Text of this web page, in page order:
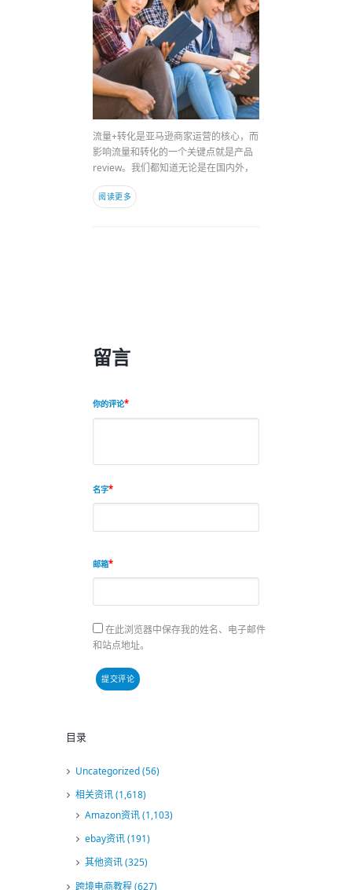
流量+转化是亚马逊商家运营的核心，而
影响流量和转化的一个关键点就是产品
review。我们都知道无论是在国内外，
阅读更多
留言
你的评论
名字
邮箱
在此浏览器中保存我的姓名、电子邮件
和站点地址。
目录
Uncategorized(56)
相关资讯(1,618)
Amazon资讯(1,103)
ebay资讯(191)
其他资讯(325)
跨境电商教程(627)